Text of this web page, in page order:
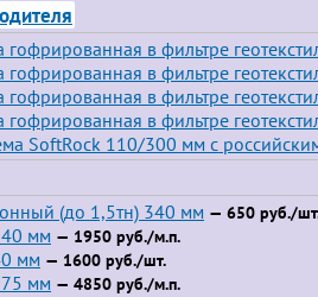
в фильтре
в фильтре
в фильтре
в фильтре
SoftRock 110/300 мм с
(до 1,5тн) 340 мм — 650 руб./
мм — 1950 руб./м.п.
мм — 1600 руб./шт.
мм — 4850 руб./м.п.